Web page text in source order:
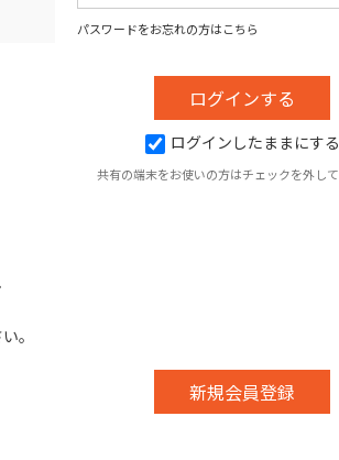
パスワードをお忘れの方はこちら
ログインしたままにする
共有の端末をお使いの方はチェックを外し
。